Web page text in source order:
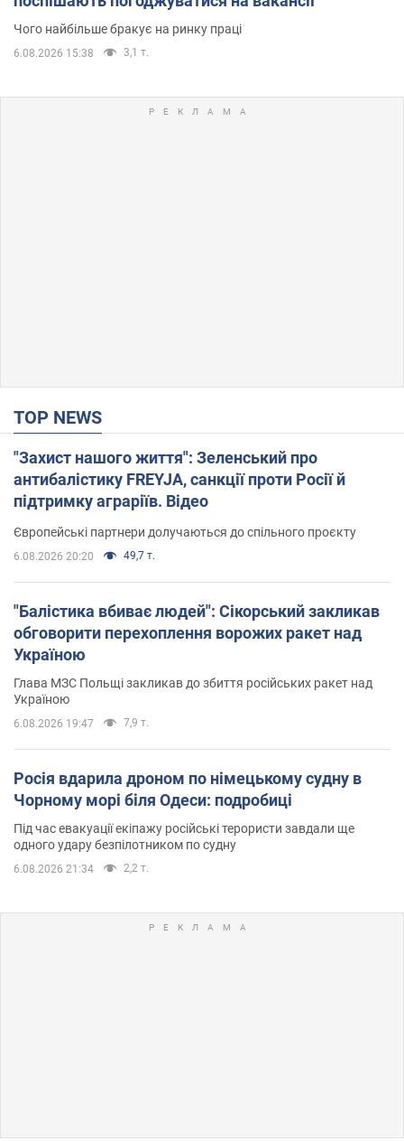
Чого найбільше бракує на ринку праці
6.08.2026 15:38 3,1 т.
TOP NEWS
"Захист нашого життя": Зеленський про
антибалістику FREYJA, санкції проти Росії й
підтримку аграріїв. Відео
Європейські партнери долучаються до спільного проєкту
6.08.2026 20:20 49,7 т.
"Балістика вбиває людей": Сікорський закликав
обговорити перехоплення ворожих ракет над
Україною
Глава МЗС Польщі закликав до збиття російських ракет над
Україною
6.08.2026 19:47 7,9 т.
Росія вдарила дроном по німецькому судну в
Чорному морі біля Одеси: подробиці
Під час евакуації екіпажу російські терористи завдали ще
одного удару безпілотником по судну
6.08.2026 21:34 2,2 т.